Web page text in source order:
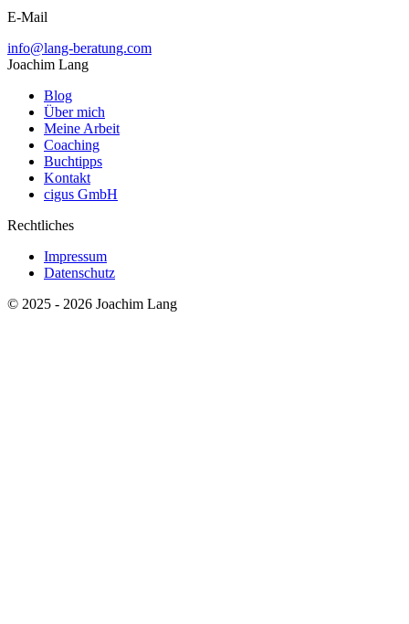
E-Mail
info@lang-beratung.com
Joachim Lang
Blog
Über mich
Meine Arbeit
Coaching
Buchtipps
Kontakt
cigus GmbH
Rechtliches
Impressum
Datenschutz
© 2025 - 2026 Joachim Lang